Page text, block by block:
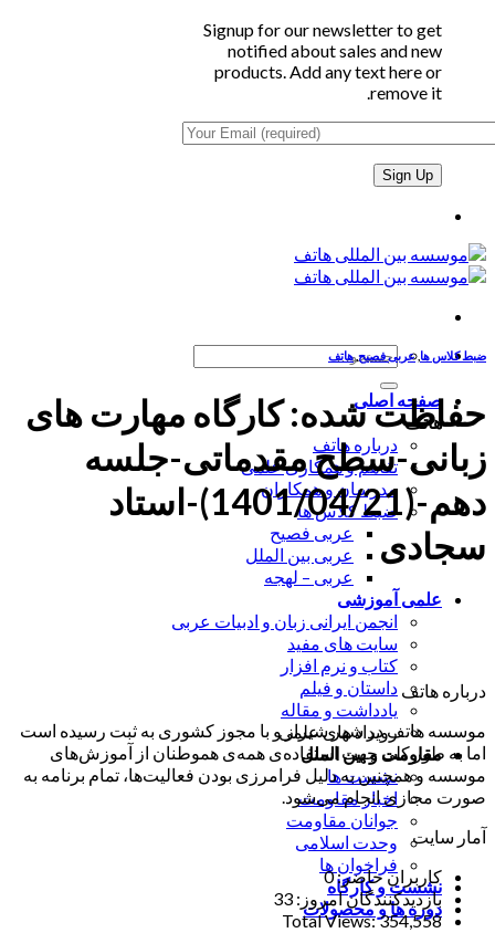
Signup for our newsletter to get
notified about sales and new
products. Add any text here or
remove it.
جستجو
صفحه اصلی
هاتف
درباره هاتف
تفاهم و همکاری علمی
مدرسان و همکاران
ضبط کلاس ها
عربی فصیح
عربی بین الملل
عربی – لهجه
علمی آموزشی
انجمن ایرانی زبان و ادبیات عربی
سایت های مفید
کتاب و نرم افزار
داستان و فیلم
یادداشت و مقاله
رویداد های علمی
مقاومت و بین الملل
نشست ها
اخبار مقاومت
جوانان مقاومت
وحدت اسلامی
فراخوان ها
نشست و کارگاه
دوره ها و محصولات
ضبط کلاس ها ,عربی فصیح,هاتف
حفاظت شده: کارگاه مهارت های
زبانی-سطح مقدماتی-جلسه
دهم-(1401/04/21)-استاد
سجادی
درباره هاتف
موسسه هاتف در شهر شیراز و با مجوز کشوری به ثبت رسیده است
اما به طور کلی جهت استفاده‌ی همه‌ی هموطنان از آموزش‌های
موسسه و همچنین به دلیل فرامرزی بودن فعالیت‌ها، تمام برنامه به
صورت مجازی انجام می‌شود.
آمار سایت
کاربران حاضر:0
بازدیدکنندگان امروز: 33
Total Views:354,558